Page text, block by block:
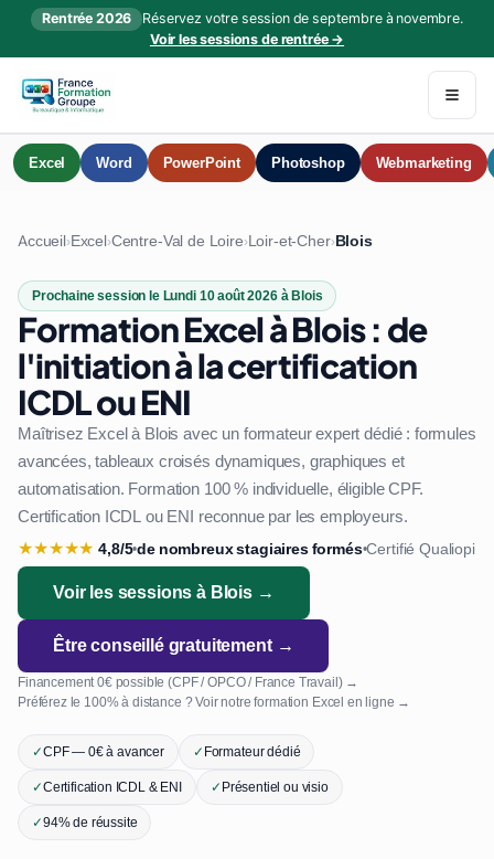
Rentrée 2026
Réservez votre session de septembre à novembre.
Voir les sessions de rentrée →
Excel Word PowerPoint Photoshop Webmarketing
Accueil›Excel›Centre-Val de Loire›Loir-et-Cher›Blois
Prochaine session le Lundi 10 août 2026 à Blois
Formation Excel à Blois : de
l'initiation à la certification
ICDL ou ENI
Maîtrisez Excel à Blois avec un formateur expert dédié : formules
avancées, tableaux croisés dynamiques, graphiques et
automatisation. Formation 100 % individuelle, éligible CPF.
Certification ICDL ou ENI reconnue par les employeurs.
★★★★★ 4,8/5•de nombreux stagiaires formés•Certifié Qualiopi
Voir les sessions à Blois →
Être conseillé gratuitement →
Financement 0€ possible (CPF / OPCO / France Travail) →
Préférez le 100% à distance ? Voir notre formation Excel en ligne →
✓CPF — 0€ à avancer ✓Formateur dédié
✓Certification ICDL & ENI ✓Présentiel ou visio
✓94% de réussite